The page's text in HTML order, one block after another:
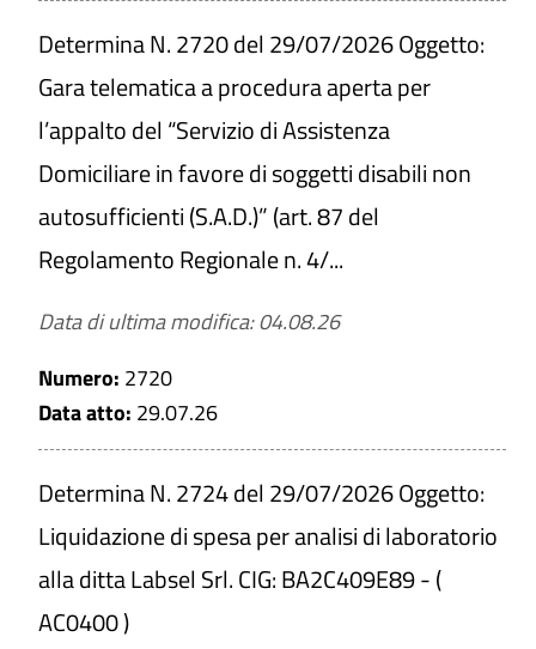
Determina N. 2720 del 29/07/2026 Oggetto:
Gara telematica a procedura aperta per
l’appalto del “Servizio di Assistenza
Domiciliare in favore di soggetti disabili non
autosufficienti (S.A.D.)” (art. 87 del
Regolamento Regionale n. 4/...
Data di ultima modifica: 04.08.26
Numero: 2720
Data atto: 29.07.26
Determina N. 2724 del 29/07/2026 Oggetto:
Liquidazione di spesa per analisi di laboratorio
alla ditta Labsel Srl. CIG: BA2C409E89 - (
AC0400 )